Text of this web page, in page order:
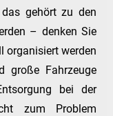
gehört zu den
– denken Sie
organisiert werden
große Fahrzeuge
bei der
zum Problem